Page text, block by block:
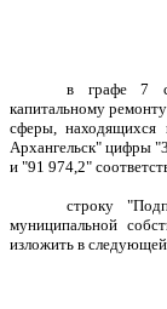
в графе 7
капитальному
сферы, находящихся
Архангельск" цифры
и "91 974,2"
строку
муниципальной
изложить в